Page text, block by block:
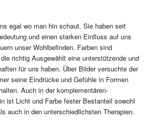
egal wo man hin schaut. Sie haben seit
und einen starken Einfluss auf uns
unser Wohlbefinden. Farben sind
richtig Ausgewählt eine unterstützende und
für uns haben. Über Bilder versuchte der
seine Eindrücke und Gefühle in Formen
Auch in der komplementären-
ist Licht und Farbe fester Bestanteil sowohl
auch in den unterschiedlichsten Therapien.